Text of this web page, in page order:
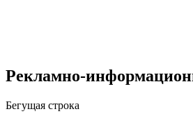
Рекламно-
Бегущая строка